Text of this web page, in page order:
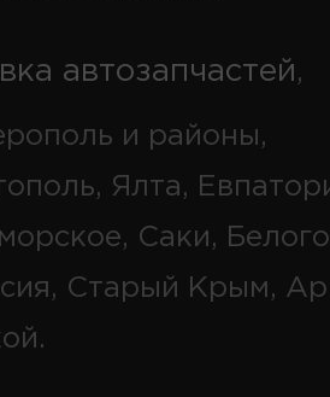
автозапчастей,
и районы,
Ялта,
Саки,
Старый Крым,